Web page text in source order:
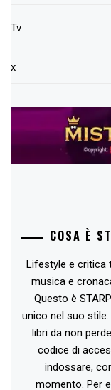
Tv
x
COSA È
Lifestyle e critica
musica e
Questo è
unico nel suo
libri da non
codice di
indossare,
momento. Per